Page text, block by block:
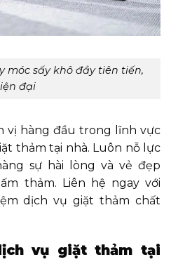
móc sấy khô đầy tiên tiến,
đại
vị hàng đầu trong lĩnh vực
thảm tại nhà. Luôn nỗ lực
sự hài lòng và vẻ đẹp
thảm. Liên hệ ngay với
dịch vụ giặt thảm chất
vụ giặt thảm tại